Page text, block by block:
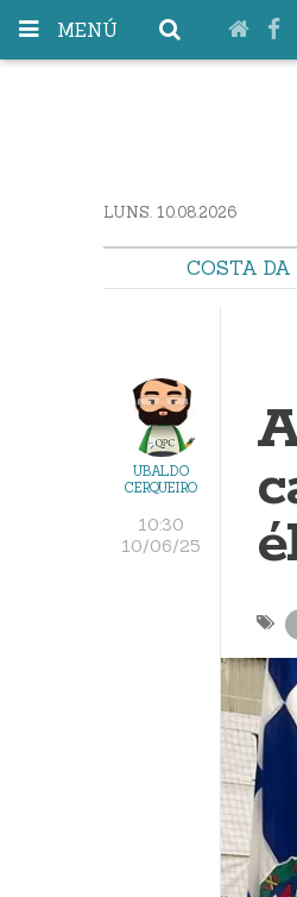
MENÚ
LUNS. 10.08.2026
COSTA DA
UBALDO
CERQUEIRO
10:30
10/06/25